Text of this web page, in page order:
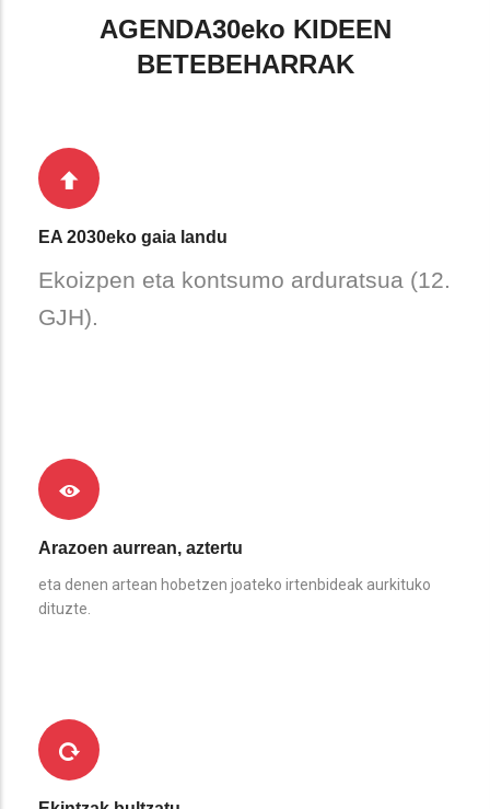
AGENDA30eko KIDEEN
BETEBEHARRAK
EA 2030eko gaia landu
Ekoizpen eta kontsumo arduratsua (12.
GJH).
Arazoen aurrean, aztertu
eta denen artean hobetzen joateko irtenbideak aurkituko
dituzte.